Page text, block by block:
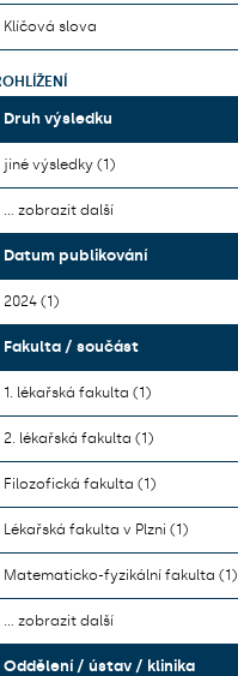
Klíčová slova
Druh výsledku
jiné výsledky (1)
... zobrazit další
Datum publikování
2024 (1)
Fakulta / součást
1. lékařská fakulta (1)
2. lékařská fakulta (1)
Filozofická fakulta (1)
Lékařská fakulta v Plzni (1)
Matematicko-fyzikální fakulta (1)
... zobrazit další
Oddělení / ústav / klinika